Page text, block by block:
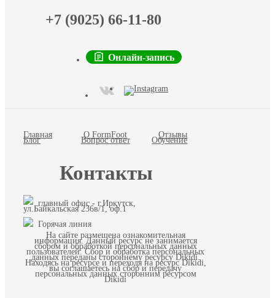
+7 (9025) 66-11-80
Онлайн-запись
Главная О FormFoot Отзывы
Блог Вопрос ответ Обучение
Контакты
главный офис - г.Иркутск,
ул.Байкальская 236в/1, оф.1
Горячая линия
На сайте размещена ознакомительная
информация. Данный ресурс не занимается
сбором и обработкой персональных данных
пользователей. Сбор и обработка персональных
данных переданы стороннему ресурсу Dikidi.
Находясь на ресурсе и переходя на ресурс Dikidi,
вы соглашаетесь на сбор и передачу
персональных данных сторонним ресурсом
Dikidi